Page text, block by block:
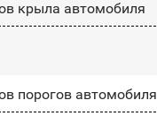
крыла автомобиля
порогов автомобиля